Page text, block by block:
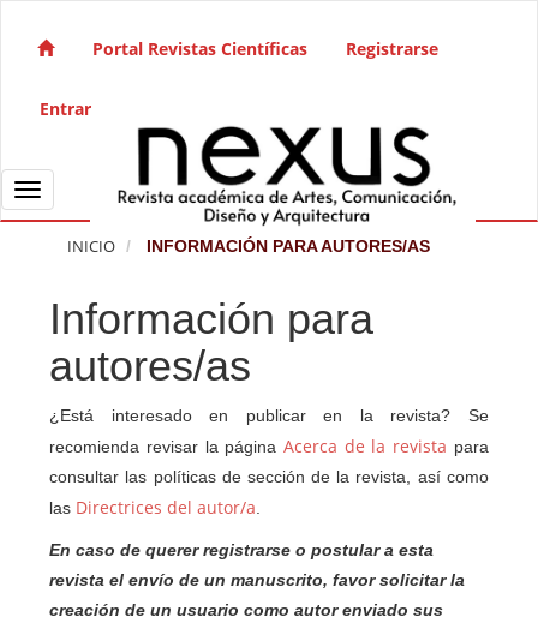
Navegación principal
Barra lateral
Portal Revistas Científicas Registrarse
Entrar
Toggle navigation
INICIO INFORMACIÓN PARA AUTORES/AS
Información para
autores/as
¿Está interesado en publicar en la revista? Se
recomienda revisar la página Acerca de la revista para
consultar las políticas de sección de la revista, así como
las Directrices del autor/a
En caso de querer registrarse o postular a esta
revista el envío de un manuscrito, favor solicitar la
creación de un usuario como autor enviado sus